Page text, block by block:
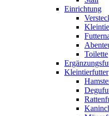
Einrichtung
Toilette
Kleintierfutter